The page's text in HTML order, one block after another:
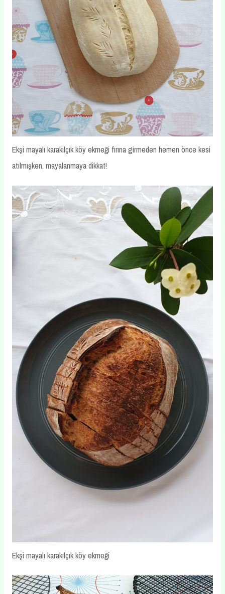
Ekşi mayalı karakılçık köy ekmeği fırına girmeden hemen önce kesi
atılmışken, mayalanmaya dikkat!
Ekşi mayalı karakılçık köy ekmeği